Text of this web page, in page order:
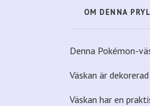
OM DENNA PRYL
Denna Pokémon-
Väskan är
Väskan har en